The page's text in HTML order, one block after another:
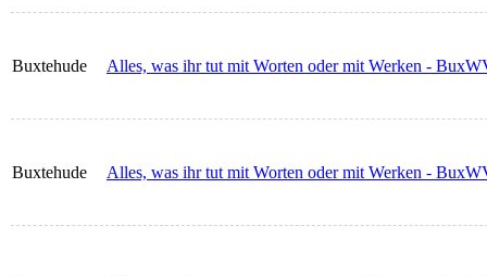
Buxtehude Alles, was ihr tut mit Worten oder mit Werken -
Buxtehude Alles, was ihr tut mit Worten oder mit Werken -